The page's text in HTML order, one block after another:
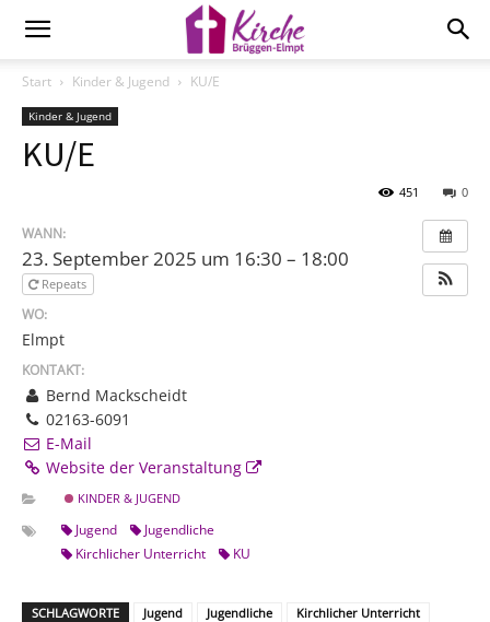
Start Kinder & Jugend KU/E
Kinder & Jugend
KU/E
0
451
WANN:
23. September 2025 um 16:30 – 18:00
Repeats
WO:
Elmpt
KONTAKT:
Bernd Mackscheidt
02163-6091
E-Mail
Website der Veranstaltung
KINDER & JUGEND
Jugend
Jugendliche
Kirchlicher Unterricht
KU
SCHLAGWORTE Jugend Jugendliche
Kirchlicher Unterricht